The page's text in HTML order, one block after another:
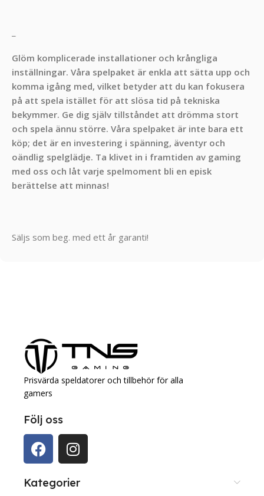
Glöm komplicerade installationer och krångliga
inställningar. Våra spelpaket är enkla att sätta upp och
komma igång med, vilket betyder att du kan fokusera
på att spela istället för att slösa tid på tekniska
bekymmer. Ge dig själv tillståndet att drömma stort
och spela ännu större. Våra spelpaket är inte bara ett
köp; det är en investering i spänning, äventyr och
oändlig spelglädje. Ta klivet in i framtiden av gaming
med oss och låt varje spelmoment bli en episk
berättelse att minnas!
Säljs som beg. med ett år garanti!
Prisvärda speldatorer och tillbehör för alla
gamers
Följ oss
Kategorier